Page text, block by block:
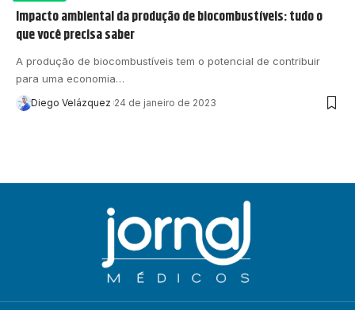
Impacto ambiental da produção de biocombustíveis: tudo o
que você precisa saber
A produção de biocombustíveis tem o potencial de contribuir
para uma economia…
Diego Velázquez 24 de janeiro de 2023